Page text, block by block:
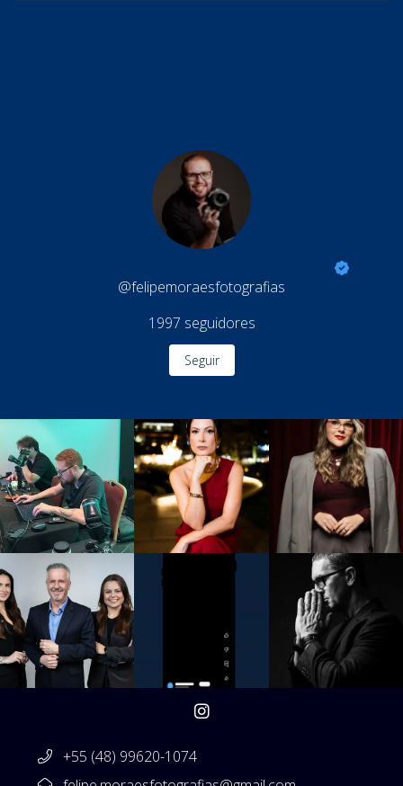
@felipemoraesfotografias
1997 seguidores
Seguir
+55 (48) 99620-1074